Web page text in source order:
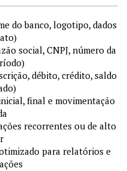
do banco, logotipo, dados
social, CNPJ, número da
débito, crédito, saldo
final e movimentação
recorrentes ou de alto
para relatórios e